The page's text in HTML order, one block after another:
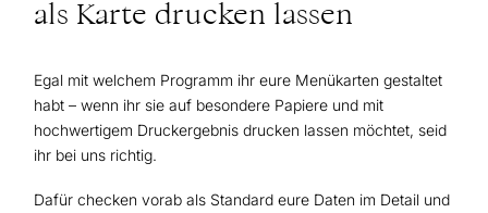
als Karte drucken lassen
Egal mit welchem Programm ihr eure Menükarten gestaltet
habt – wenn ihr sie auf besondere Papiere und mit
hochwertigem Druckergebnis drucken lassen möchtet, seid
ihr bei uns richtig.
Dafür checken vorab als Standard eure Daten im Detail und